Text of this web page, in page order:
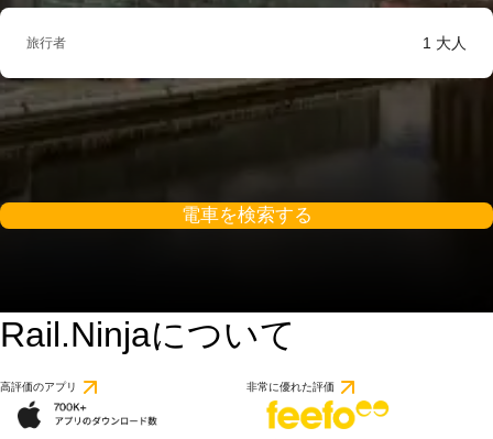
旅行者 1 大人
電車を検索する
Rail.Ninjaについて
高評価のアプリ 非常に優れた評価